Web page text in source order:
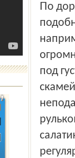
По дороге вкусно рассказала старшему сыну, как классно
под